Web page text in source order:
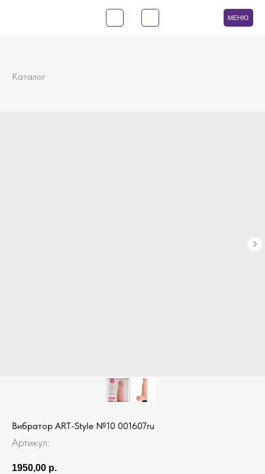
МЕНЮ
Каталог
Вибратор ART-Style №10 001607ru
Артикул:
1950,00 р.